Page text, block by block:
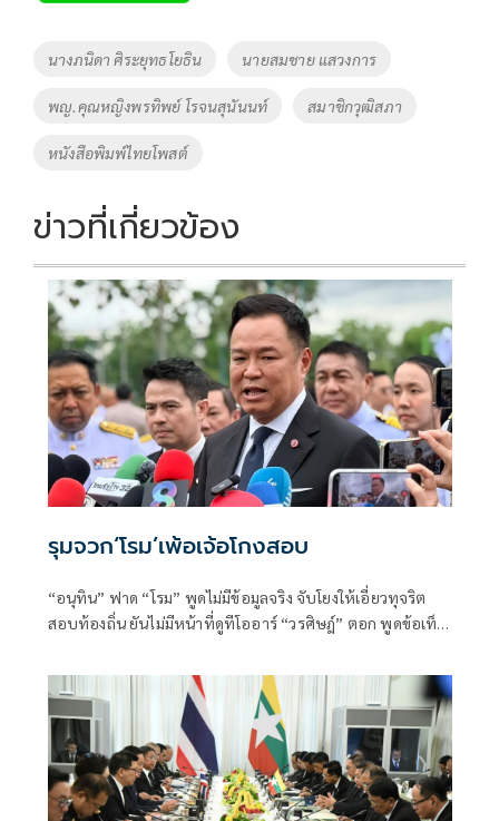
b
o
k
er y
Li
n
k
Tags
นางภนิดา ศิระยุทธโยธิน นายสมชาย แสวงการ
พญ.คุณหญิงพรทิพย์ โรจนสุนันนท์ สมาชิกวุฒิสภา
หนังสือพิมพ์ไทยโพสต์
ข่าวที่เกี่ยวข้อง
รุมจวก‘โรม’เพ้อเจ้อโกงสอบ
“อนุทิน” ฟาด “โรม” พูดไม่มีข้อมูลจริง จับโยงให้เอี่ยวทุจริต
สอบท้องถิ่น ยันไม่มีหน้าที่ดูทีโออาร์ “วรศิษฎ์” ตอก พูดข้อเท็จ